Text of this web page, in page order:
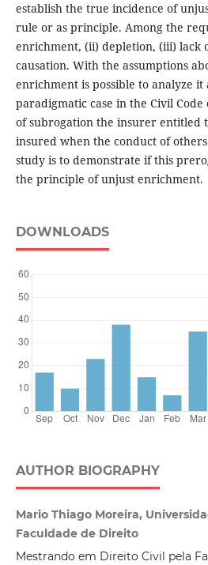
establish the true incidence of
rule or as principle. Among the
enrichment, (ii) depletion, (iii) lack
causation. With the assumptions
enrichment is possible to analyze
paradigmatic case in the Civil Code
of subrogation the insurer entitled
insured when the conduct of
study is to demonstrate if this
the principle of unjust enrichment.
DOWNLOADS
AUTHOR BIOGRAPHY
Mario Thiago Moreira,
Faculdade de Direito
Mestrando em Direito Civil pela